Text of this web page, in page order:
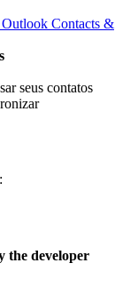
Contacts &
seus contatos
the developer